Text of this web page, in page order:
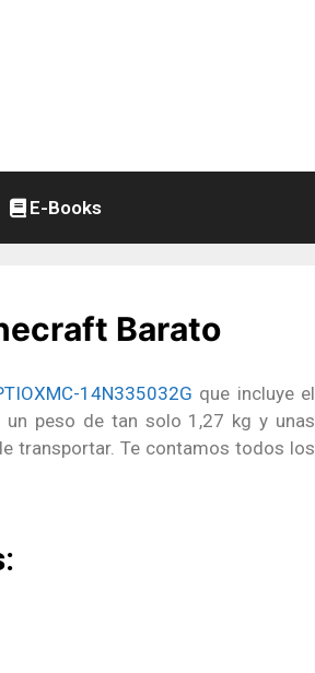
E-Books
Barato
14N335032G que incluye el
peso de tan solo 1,27 kg y unas
transportar. Te contamos todos los